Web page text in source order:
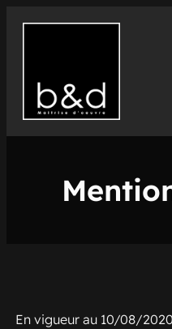
En vigueur au 10/08/2020